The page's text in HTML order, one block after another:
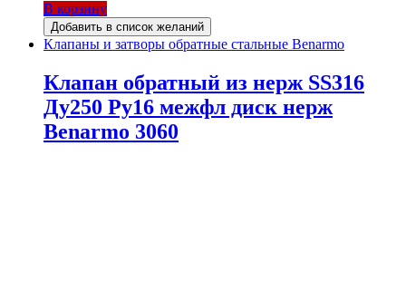
В корзину
Добавить в список желаний
Клапаны и затворы обратные стальные Benarmo
Клапан обратный из нерж SS316
Ду250 Ру16 межфл диск нерж
Benarmo 3060